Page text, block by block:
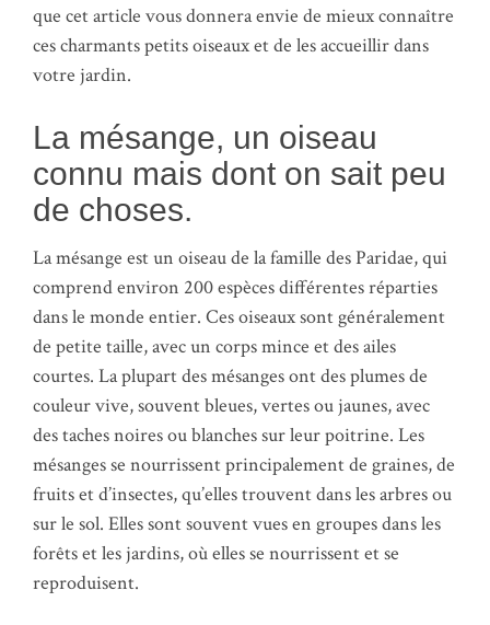
que cet article vous donnera envie de mieux connaître
ces charmants petits oiseaux et de les accueillir dans
votre jardin.
La mésange, un oiseau
connu mais dont on sait peu
de choses.
La mésange est un oiseau de la famille des Paridae, qui
comprend environ 200 espèces différentes réparties
dans le monde entier. Ces oiseaux sont généralement
de petite taille, avec un corps mince et des ailes
courtes. La plupart des mésanges ont des plumes de
couleur vive, souvent bleues, vertes ou jaunes, avec
des taches noires ou blanches sur leur poitrine. Les
mésanges se nourrissent principalement de graines, de
fruits et d’insectes, qu’elles trouvent dans les arbres ou
sur le sol. Elles sont souvent vues en groupes dans les
forêts et les jardins, où elles se nourrissent et se
reproduisent.